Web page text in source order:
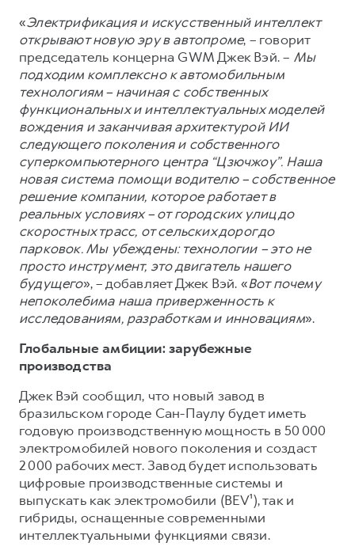
«Электрификация и искусственный интеллект
открывают новую эру в автопроме, – говорит
председатель концерна GWM Джек Вэй. – Мы
подходим комплексно к автомобильным
технологиям – начиная с собственных
функциональных и интеллектуальных моделей
вождения и заканчивая архитектурой ИИ
следующего поколения и собственного
суперкомпьютерного центра “Цзючжоу”. Наша
новая система помощи водителю – собственное
решение компании, которое работает в
реальных условиях – от городских улиц до
скоростных трасс, от сельских дорог до
парковок. Мы убеждены: технологии – это не
просто инструмент, это двигатель нашего
будущего», – добавляет Джек Вэй. «Вот почему
непоколебима наша приверженность к
исследованиям, разработкам и инновациям».
Глобальные амбиции: зарубежные
производства
Джек Вэй сообщил, что новый завод в
бразильском городе Сан-Паулу будет иметь
годовую производственную мощность в 50 000
электромобилей нового поколения и создаст
2 000 рабочих мест. Завод будет использовать
цифровые производственные системы и
выпускать как электромобили (BEV¹), так и
гибриды, оснащенные современными
интеллектуальными функциями связи.